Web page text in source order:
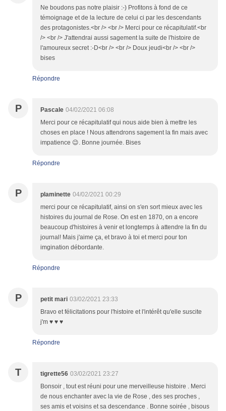
Ne boudons pas notre plaisir :-) Profitons à fond de ce
témoignage et de la lecture de celui ci par les descendants
des protagonistes.<br /> <br /> Merci pour ce récapitulatif.<br
/> <br /> J'attendrai aussi sagement la suite de l'histoire de
l'amoureux secret :-D<br /> <br /> Doux jeudi<br /> <br />
bises
Répondre
P Pascale 04/02/2021 06:08
Merci pour ce récapitulatif qui nous aide bien à mettre les
choses en place ! Nous attendrons sagement la fin mais avec
impatience 😉. Bonne journée. Bises
Répondre
P plaminette 04/02/2021 00:29
merci pour ce récapitulatif, ainsi on s'en sort mieux avec les
histoires du journal de Rose. On est en 1870, on a encore
beaucoup d'histoires à venir et longtemps à attendre la fin du
journal! Mais j'aime ça, et bravo à toi et merci pour ton
imgination débordante.
Répondre
P petit mari 03/02/2021 23:33
Bravo et félicitations pour l'histoire et l'intérêt qu'elle suscite
j'm ♥ ♥ ♥
Répondre
T tigrette56 03/02/2021 23:27
Bonsoir , tout est réuni pour une merveilleuse histoire . Merci
de nous enchanter avec la vie de Rose , des ses proches ,
ses amis et voisins et sa descendance . Bonne soirée , bisous